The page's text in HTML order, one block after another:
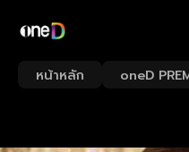
หน้าหลัก oneD